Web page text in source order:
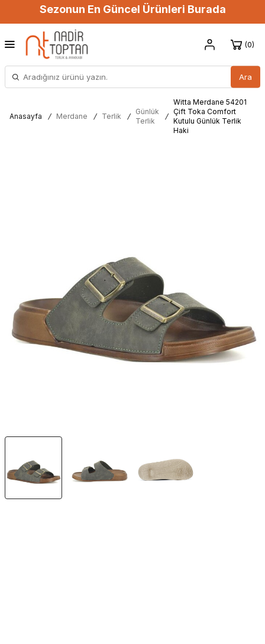
Sezonun En Güncel Ürünleri Burada
Ara
0
Anasayfa / Merdane / Terlik /
Günlük
Terlik
/
Witta Merdane 54201
Çift Toka Comfort
Kutulu Günlük Terlik
Haki